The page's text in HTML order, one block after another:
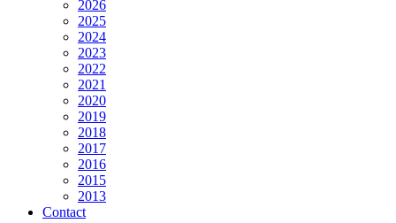
2026
2025
2024
2023
2022
2021
2020
2019
2018
2017
2016
2015
2013
Contact